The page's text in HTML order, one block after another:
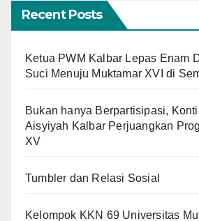
Recent Posts
Ketua PWM Kalbar Lepas Enam
Suci Menuju Muktamar XVI di
Bukan hanya Berpartisipasi,
Aisyiyah Kalbar Perjuangkan
XV
Tumbler dan Relasi Sosial
Kelompok KKN 69 Universitas